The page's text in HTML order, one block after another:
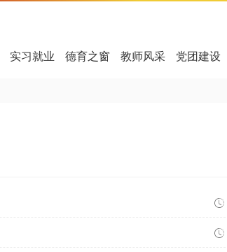
实习就业 德育之窗 教师风采 党团建设